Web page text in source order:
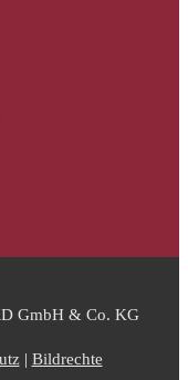
GmbH & Co. KG
| Bildrechte